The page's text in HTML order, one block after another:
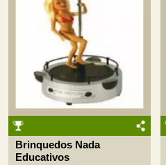
Brinquedos Nada
Educativos